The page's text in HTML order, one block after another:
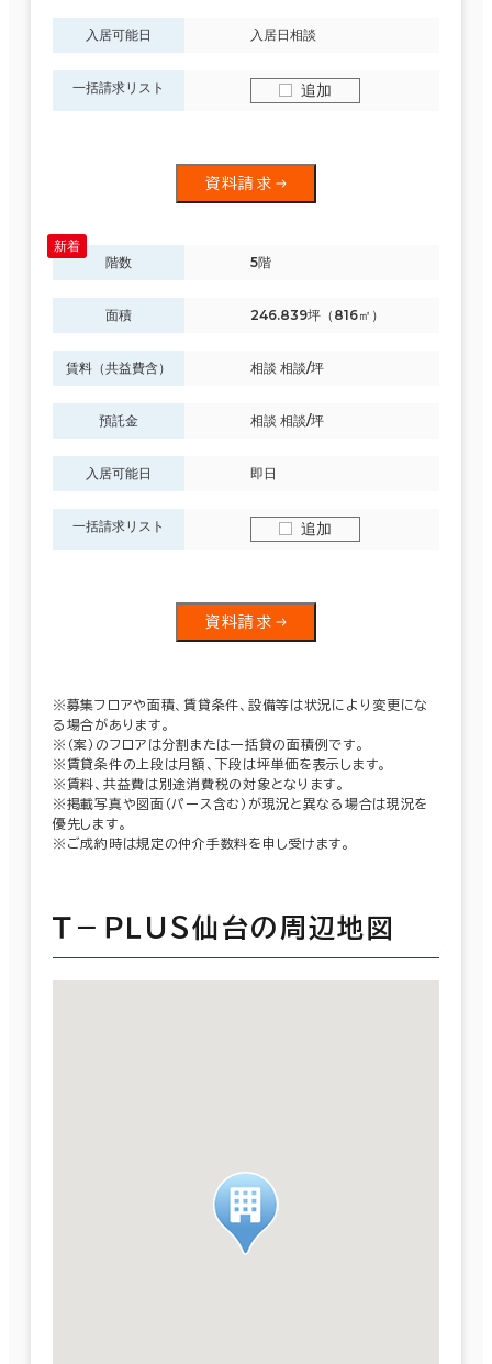
入居可能日 入居日相談
一括請求リスト 追加
資料請求
階数 5階
面積 246.839坪（816㎡）
賃料（共益費含） 相談 相談/坪
預託金 相談 相談/坪
入居可能日 即日
一括請求リスト 追加
資料請求
※募集フロアや面積、賃貸条件、設備等は状況により変更にな
る場合があります。
※（案）のフロアは分割または一括貸の面積例です。
※賃貸条件の上段は月額、下段は坪単価を表示します。
※賃料、共益費は別途消費税の対象となります。
※掲載写真や図面（パース含む）が現況と異なる場合は現況を
優先します。
※ご成約時は規定の仲介手数料を申し受けます。
Ｔ－ＰＬＵＳ仙台の周辺地図